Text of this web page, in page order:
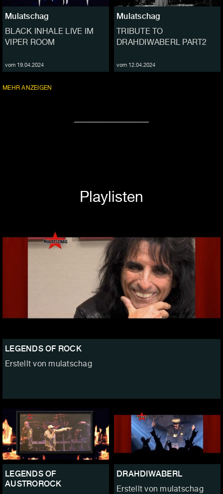
Mulatschag
BLACK INHALE LIVE IM
VIPER ROOM
vom 19.04.2024
Mulatschag
TRIBUTE TO
DRAHDIWABERL PART2
vom 12.04.2024
MEHRFOLGEN
ANZEIGEN
Playlisten
LEGENDS OF ROCK
Erstellt von mulatschag
LEGENDS OF
AUSTROROCK
DRAHDIWABERL
Erstellt von mulatschag